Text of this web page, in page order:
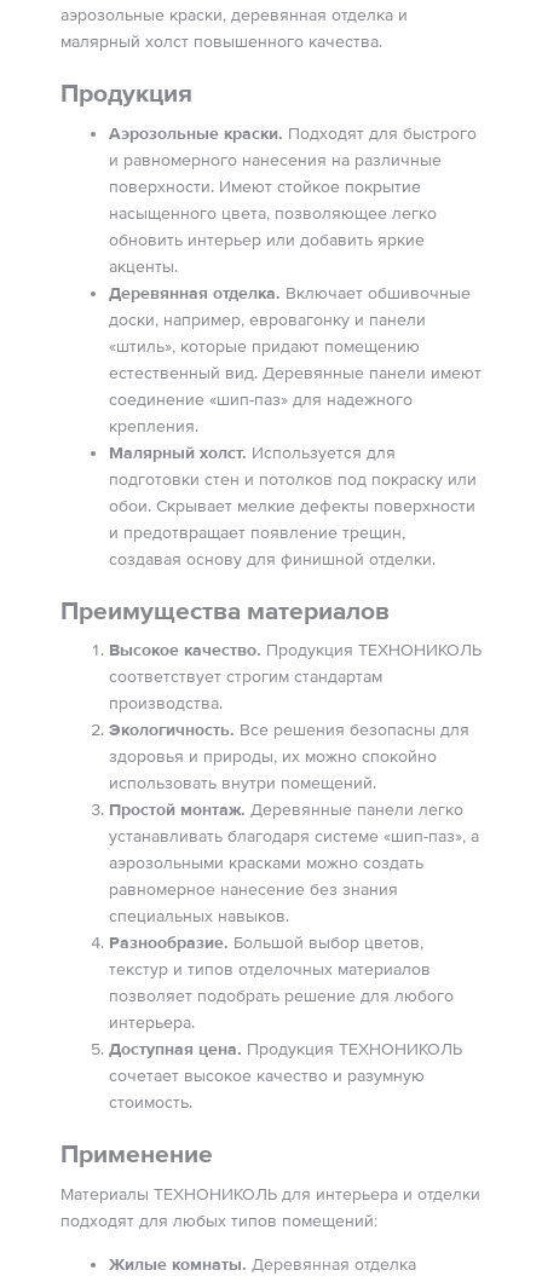
аэрозольные краски, деревянная отделка и
малярный холст повышенного качества.
Продукция
Аэрозольные краски. Подходят для быстрого
и равномерного нанесения на различные
поверхности. Имеют стойкое покрытие
насыщенного цвета, позволяющее легко
обновить интерьер или добавить яркие
акценты.
Деревянная отделка. Включает обшивочные
доски, например, евровагонку и панели
«штиль», которые придают помещению
естественный вид. Деревянные панели имеют
соединение «шип-паз» для надежного
крепления.
Малярный холст. Используется для
подготовки стен и потолков под покраску или
обои. Скрывает мелкие дефекты поверхности
и предотвращает появление трещин,
создавая основу для финишной отделки.
Преимущества материалов
Высокое качество. Продукция ТЕХНОНИКОЛЬ
соответствует строгим стандартам
производства.
Экологичность. Все решения безопасны для
здоровья и природы, их можно спокойно
использовать внутри помещений.
Простой монтаж. Деревянные панели легко
устанавливать благодаря системе «шип-паз», а
аэрозольными красками можно создать
равномерное нанесение без знания
специальных навыков.
Разнообразие. Большой выбор цветов,
текстур и типов отделочных материалов
позволяет подобрать решение для любого
интерьера.
Доступная цена. Продукция ТЕХНОНИКОЛЬ
сочетает высокое качество и разумную
стоимость.
Применение
Материалы ТЕХНОНИКОЛЬ для интерьера и отделки
подходят для любых типов помещений:
Жилые комнаты. Деревянная отделка